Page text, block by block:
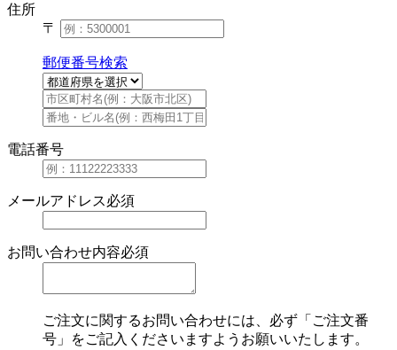
住所
〒
郵便番号検索
電話番号
メールアドレス必須
お問い合わせ内容必須
ご注文に関するお問い合わせには、必ず「ご注文番
号」をご記入くださいますようお願いいたします。